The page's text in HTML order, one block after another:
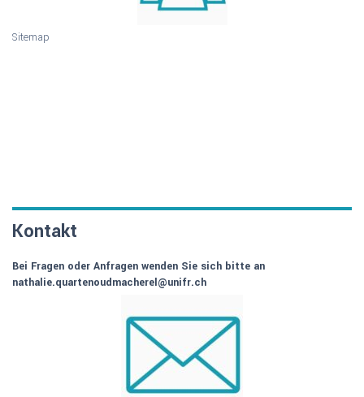
Sitemap
Kontakt
Bei Fragen oder Anfragen wenden Sie sich bitte an
nathalie.quartenoudmacherel@unifr.ch